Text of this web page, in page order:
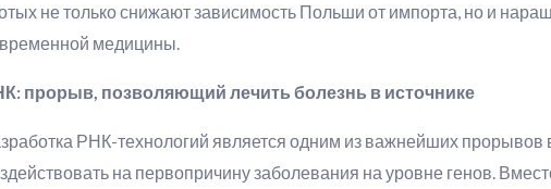
не только снижают зависимость Польши от импорта, но и
медицины.
прорыв, позволяющий лечить болезнь в источнике
РНК-технологий является одним из важнейших
на первопричину заболевания на уровне генов.